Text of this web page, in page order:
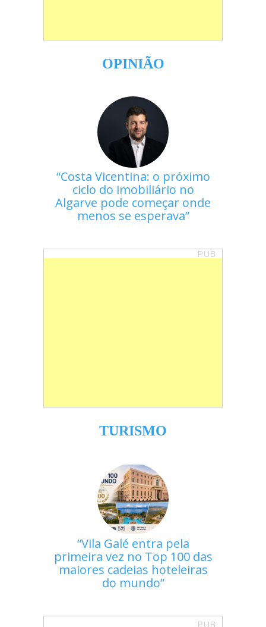
OPINIÃO
Costa Vicentina: o próximo
ciclo do imobiliário no
Algarve pode começar onde
menos se esperava
PUB
TURISMO
Vila Galé entra pela
primeira vez no Top 100 das
maiores cadeias hoteleiras
do mundo
PUB